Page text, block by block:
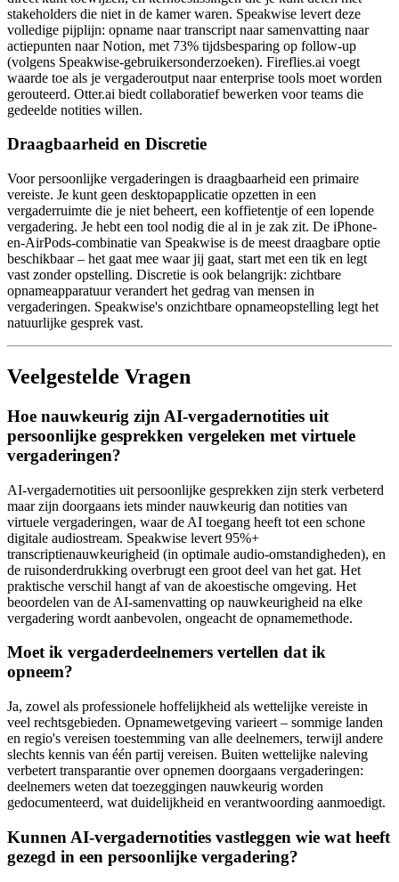
stakeholders die niet in de kamer waren. Speakwise levert deze
volledige pijplijn: opname naar transcript naar samenvatting naar
actiepunten naar Notion, met 73% tijdsbesparing op follow-up
(volgens Speakwise-gebruikersonderzoeken). Fireflies.ai voegt
waarde toe als je vergaderoutput naar enterprise tools moet worden
gerouteerd. Otter.ai biedt collaboratief bewerken voor teams die
gedeelde notities willen.
Draagbaarheid en Discretie
Voor persoonlijke vergaderingen is draagbaarheid een primaire
vereiste. Je kunt geen desktopapplicatie opzetten in een
vergaderruimte die je niet beheert, een koffietentje of een lopende
vergadering. Je hebt een tool nodig die al in je zak zit. De iPhone-
en-AirPods-combinatie van Speakwise is de meest draagbare optie
beschikbaar – het gaat mee waar jij gaat, start met een tik en legt
vast zonder opstelling. Discretie is ook belangrijk: zichtbare
opnameapparatuur verandert het gedrag van mensen in
vergaderingen. Speakwise's onzichtbare opnameopstelling legt het
natuurlijke gesprek vast.
Veelgestelde Vragen
Hoe nauwkeurig zijn AI-vergadernotities uit
persoonlijke gesprekken vergeleken met virtuele
vergaderingen?
AI-vergadernotities uit persoonlijke gesprekken zijn sterk verbeterd
maar zijn doorgaans iets minder nauwkeurig dan notities van
virtuele vergaderingen, waar de AI toegang heeft tot een schone
digitale audiostream. Speakwise levert 95%+
transcriptienauwkeurigheid (in optimale audio-omstandigheden), en
de ruisonderdrukking overbrugt een groot deel van het gat. Het
praktische verschil hangt af van de akoestische omgeving. Het
beoordelen van de AI-samenvatting op nauwkeurigheid na elke
vergadering wordt aanbevolen, ongeacht de opnamemethode.
Moet ik vergaderdeelnemers vertellen dat ik
opneem?
Ja, zowel als professionele hoffelijkheid als wettelijke vereiste in
veel rechtsgebieden. Opnamewetgeving varieert – sommige landen
en regio's vereisen toestemming van alle deelnemers, terwijl andere
slechts kennis van één partij vereisen. Buiten wettelijke naleving
verbetert transparantie over opnemen doorgaans vergaderingen:
deelnemers weten dat toezeggingen nauwkeurig worden
gedocumenteerd, wat duidelijkheid en verantwoording aanmoedigt.
Kunnen AI-vergadernotities vastleggen wie wat heeft
gezegd in een persoonlijke vergadering?